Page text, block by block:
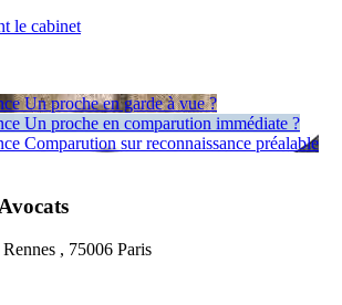
le cabinet
Un proche en garde à vue ?
Un proche en comparution immédiate ?
Comparution sur reconnaissance préalable
, 75006 Paris